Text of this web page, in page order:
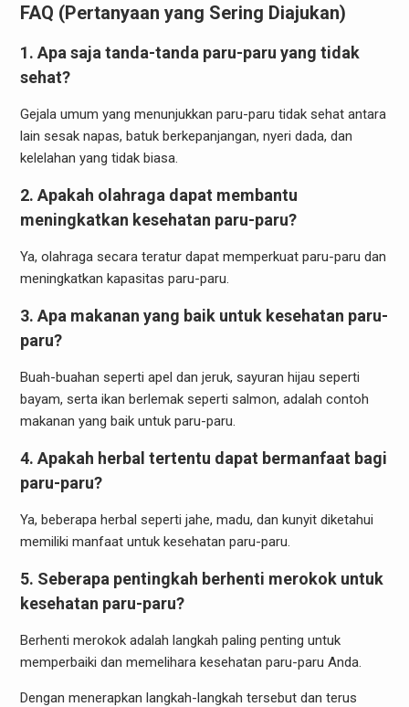
FAQ (Pertanyaan yang Sering Diajukan)
1. Apa saja tanda-tanda paru-paru yang tidak
sehat?
Gejala umum yang menunjukkan paru-paru tidak sehat antara
lain sesak napas, batuk berkepanjangan, nyeri dada, dan
kelelahan yang tidak biasa.
2. Apakah olahraga dapat membantu
meningkatkan kesehatan paru-paru?
Ya, olahraga secara teratur dapat memperkuat paru-paru dan
meningkatkan kapasitas paru-paru.
3. Apa makanan yang baik untuk kesehatan paru-
paru?
Buah-buahan seperti apel dan jeruk, sayuran hijau seperti
bayam, serta ikan berlemak seperti salmon, adalah contoh
makanan yang baik untuk paru-paru.
4. Apakah herbal tertentu dapat bermanfaat bagi
paru-paru?
Ya, beberapa herbal seperti jahe, madu, dan kunyit diketahui
memiliki manfaat untuk kesehatan paru-paru.
5. Seberapa pentingkah berhenti merokok untuk
kesehatan paru-paru?
Berhenti merokok adalah langkah paling penting untuk
memperbaiki dan memelihara kesehatan paru-paru Anda.
Dengan menerapkan langkah-langkah tersebut dan terus